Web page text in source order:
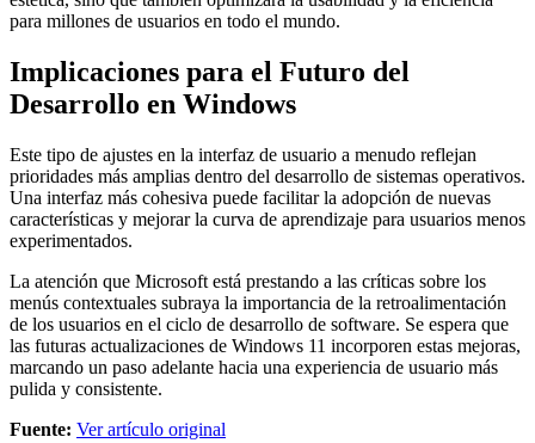
para millones de usuarios en todo el mundo.
Implicaciones para el Futuro del
Desarrollo en Windows
Este tipo de ajustes en la interfaz de usuario a menudo reflejan
prioridades más amplias dentro del desarrollo de sistemas operativos.
Una interfaz más cohesiva puede facilitar la adopción de nuevas
características y mejorar la curva de aprendizaje para usuarios menos
experimentados.
La atención que Microsoft está prestando a las críticas sobre los
menús contextuales subraya la importancia de la retroalimentación
de los usuarios en el ciclo de desarrollo de software. Se espera que
las futuras actualizaciones de Windows 11 incorporen estas mejoras,
marcando un paso adelante hacia una experiencia de usuario más
pulida y consistente.
Fuente: Ver artículo original